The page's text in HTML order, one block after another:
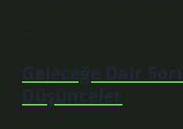
—
Geleceğe Dair
Düşünceler